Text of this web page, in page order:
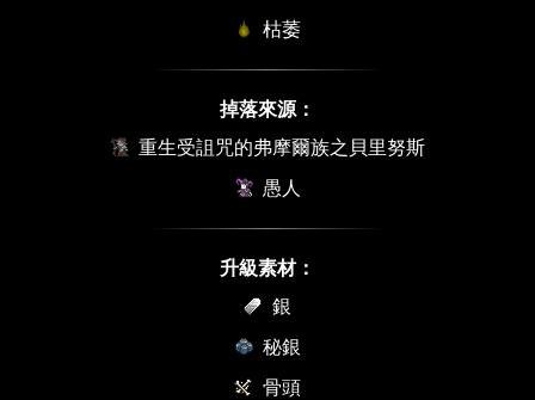
枯萎
掉落來源：
重生受詛咒的弗摩爾族之貝里努斯
愚人
升級素材：
銀
秘銀
骨頭